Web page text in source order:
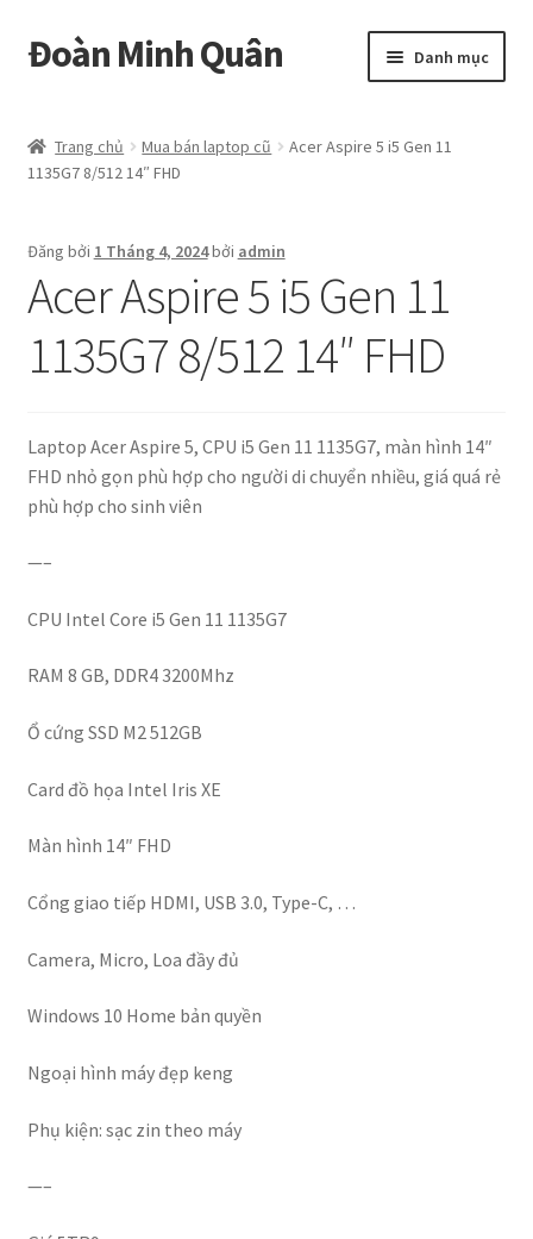
Đi
đến
hướng
Chuyển
đến
dung
Đoàn Minh Quân Danh mục
Curriculum Vitae
Cửa hàng
Hồ sơ năng lực
Liên hệ
rộng
menu
Trang chủ Mua bán laptop cũ
Acer Aspire 5 i5 Gen 11
1135G7 8/512 14″ FHD
Đăng bởi 1 Tháng 4, 2024bởi admin
Acer Aspire 5 i5 Gen 11
1135G7 8/512 14″ FHD
Laptop Acer Aspire 5, CPU i5 Gen 11 1135G7, màn hình 14″
FHD nhỏ gọn phù hợp cho người di chuyển nhiều, giá quá rẻ
phù hợp cho sinh viên
—–
CPU Intel Core i5 Gen 11 1135G7
RAM 8 GB, DDR4 3200Mhz
Ổ cứng SSD M2 512GB
Card đồ họa Intel Iris XE
Màn hình 14″ FHD
Cổng giao tiếp HDMI, USB 3.0, Type-C, …
Camera, Micro, Loa đầy đủ
Windows 10 Home bản quyền
Ngoại hình máy đẹp keng
Phụ kiện: sạc zin theo máy
—–